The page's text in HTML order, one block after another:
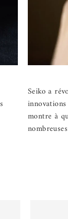
Seiko a
montre à